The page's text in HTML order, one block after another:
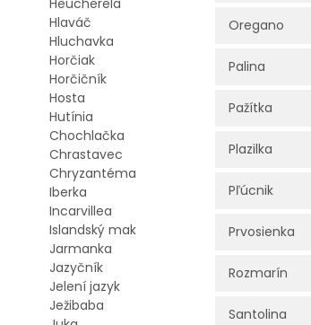
Oregano
Palina
Pažítka
Plazilka
Pľúcnik
Prvosienka
Rozmarín
Santolina
Heucherela
Hlaváč
Hluchavka
Horčiak
Horčičník
Hosta
Hutínia
Chochlačka
Chrastavec
Chryzantéma
Iberka
Incarvillea
Islandský mak
Jarmanka
Jazyčník
Jelení jazyk
Ježibaba